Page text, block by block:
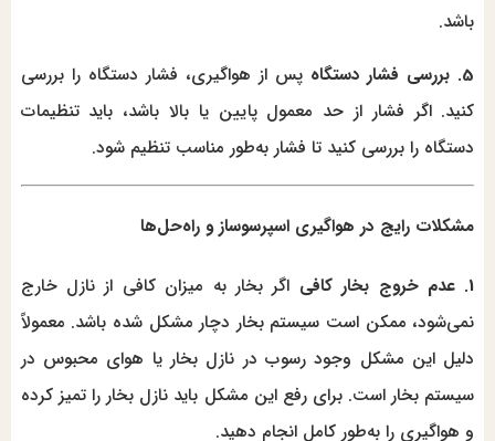
باشد.
5. بررسی فشار دستگاه
پس از هواگیری، فشار دستگاه را بررسی
کنید. اگر فشار از حد معمول پایین یا بالا باشد، باید تنظیمات
دستگاه را بررسی کنید تا فشار به‌طور مناسب تنظیم شود.
مشکلات رایج در هواگیری اسپرسوساز و راه‌حل‌ها
1. عدم خروج بخار کافی
اگر بخار به میزان کافی از نازل خارج
نمی‌شود، ممکن است سیستم بخار دچار مشکل شده باشد. معمولاً
دلیل این مشکل وجود رسوب در نازل بخار یا هوای محبوس در
سیستم بخار است. برای رفع این مشکل باید نازل بخار را تمیز کرده
و هواگیری را به‌طور کامل انجام دهید.